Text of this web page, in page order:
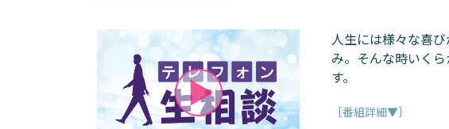
人生には様々な喜
み。そんな時いく
す。
［番組詳細▼］